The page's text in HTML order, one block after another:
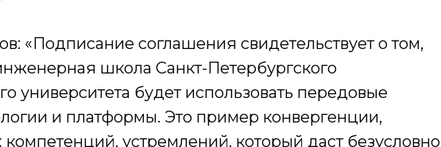
«Подписание соглашения свидетельствует о том,
школа Санкт-Петербургского
университета будет использовать передовые
и платформы. Это пример конвергенции,
устремлений, который даст безусловно